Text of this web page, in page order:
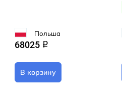
Польша
68025 q
В корзину